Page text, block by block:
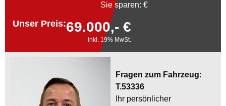
Sie sparen: €
Unser Preis:69.000,- €
inkl. 19% MwSt.
Fragen zum Fahrzeug:
T.53336
Ihr persönlicher